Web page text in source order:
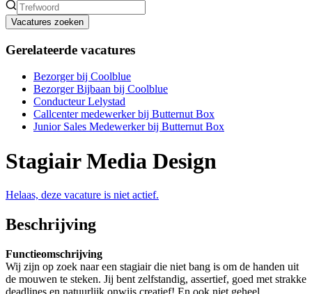
Vacatures zoeken
Gerelateerde vacatures
Bezorger bij Coolblue
Bezorger Bijbaan bij Coolblue
Conducteur Lelystad
Callcenter medewerker bij Butternut Box
Junior Sales Medewerker bij Butternut Box
Stagiair Media Design
Helaas, deze vacature is niet actief.
Beschrijving
Functieomschrijving
Wij zijn op zoek naar een stagiair die niet bang is om de handen uit
de mouwen te steken. Jij bent zelfstandig, assertief, goed met strakke
deadlines en natuurlijk onwijs creatief! En ook niet geheel